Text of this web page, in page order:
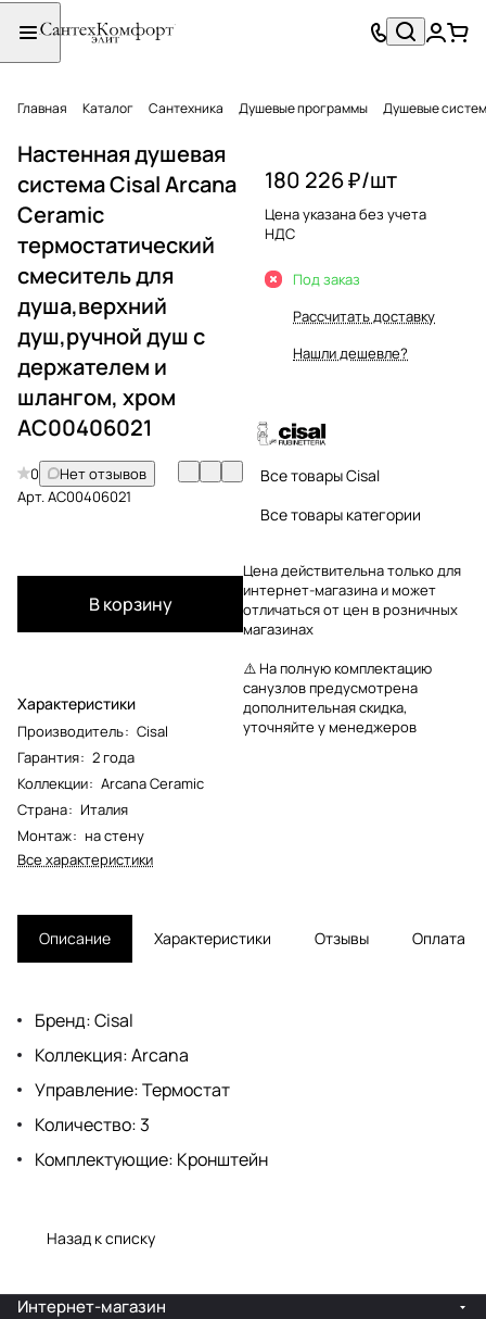
Главная Каталог Сантехника Душевые программы Душевые
Настенная душевая
система Cisal Arcana
Ceramic
термостатический
смеситель для
душа,верхний
душ,ручной душ с
держателем и
шлангом, хром
AC00406021
0
Нет отзывов
Арт.AC00406021
В корзину
Характеристики
Производитель: Cisal
Гарантия: 2 года
Коллекции: Arcana Ceramic
Страна: Италия
Монтаж: на стену
Все характеристики
180 226 ₽/шт
Цена указана без учета
НДС
Под заказ
Рассчитать доставку
Нашли дешевле?
Все товары Cisal
Все товары категории
Цена действительна только для
интернет-магазина и может
отличаться от цен в розничных
магазинах
⚠️ На полную комплектацию
санузлов предусмотрена
дополнительная скидка,
уточняйте у менеджеров
Описание Характеристики Отзывы Оплата
Бренд: Cisal
Коллекция: Arcana
Управление: Термостат
Количество: 3
Комплектующие: Кронштейн
Назад к списку
Интернет-магазин